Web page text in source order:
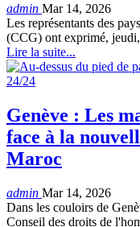
admin Mar 14, 2026
Les représentants des
(CCG) ont exprimé,
Lire la suite...
24/24
Genève : Les
face à la
Maroc
admin Mar 14, 2026
Dans les couloirs de
Conseil des droits de